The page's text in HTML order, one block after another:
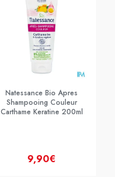
Natessance Bio Apres
Shampooing Couleur
Carthame Keratine 200ml
9,90€